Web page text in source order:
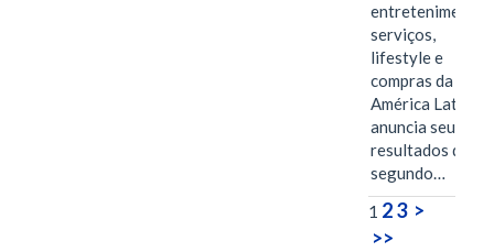
entretenimento,
serviços,
lifestyle e
compras da
América Latina
anuncia seus
resultados do
segundo…
1 23 >
>>